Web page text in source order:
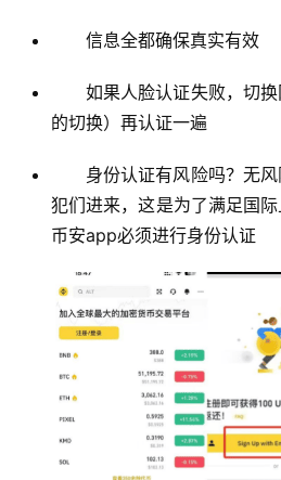
信息全都确保真实有效
如果人脸认证失败，切
的切换）再认证一遍
身份认证有风险吗？无
犯们进来，这是为了满足国
币安app必须进行身份认证